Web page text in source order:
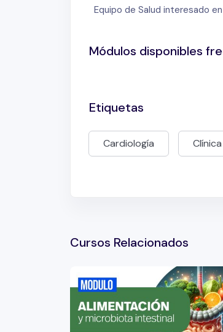
Equipo de Salud interesado
Módulos disponibles
Etiquetas
Cardiología
Cursos Relacionados